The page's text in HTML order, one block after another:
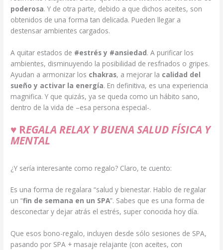
poderosa. Y de otra parte, debido a que dichos aceites, son
obtenidos de una forma tan delicada. Pueden llegar a
destensar ambientes cargados.
A quitar estados de #estrés y #ansiedad. A purificar los
ambientes, disminuyendo la posibilidad de resfriados o gripes.
Ayudan a armonizar los chakras, a mejorar la calidad del
sueño y activar la energía. En definitiva, es una experiencia
magnifica. Y que quizás, ya se queda como un hábito sano,
dentro de la vida de –esa persona especial-.
♥ REGALA RELAX Y BUENA SALUD FÍSICA Y
MENTAL
¿Y sería interesante como regalo? Claro, te cuento:
Es una forma de regalara “salud y bienestar. Hablo de regalar
un “fin de semana en un SPA”. Sabes que es una forma de
desconectar y dejar atrás el estrés, super conocida hoy día.
Que esos bono-regalo, incluyen desde sólo sesiones de SPA,
pasando por SPA + masaje relajante (con aceites, con